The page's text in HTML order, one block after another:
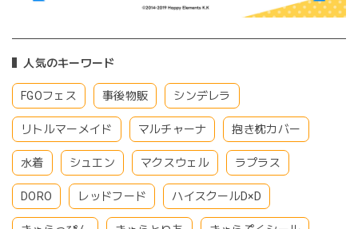
人気のキーワード
FGOフェス 事後物販 シンデレラ
リトルマーメイド マルチャーナ 抱き枕カバー
水着 シュエン マクスウェル ラプラス
DORO レッドフード ハイスクールD×D